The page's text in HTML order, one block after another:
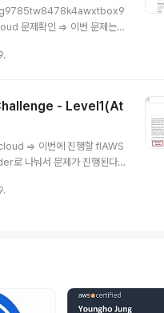
문제확인 => 이번 문제는 E
봐도 계정정보를 알아내면 다
소스를 사용하라는 것 같다.
진행 Install or updat
AWS CLI - AWS Com
updating from a previ
- Level1(At
=> 이번에 진행할 flAWS
나눠서 문제가 진행된다.
총 3문제이다. 문제확인 fl
다때려맞추는건 아닐 것 같
때의 경험으로 보았을 때
살펴보아야한다. 따라서 웹이
떻게 구성되어있는지 스윽 훑어